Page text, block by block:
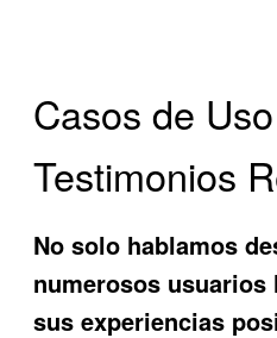
Casos de
Testimonios
No solo hablamos
numerosos
sus experiencias